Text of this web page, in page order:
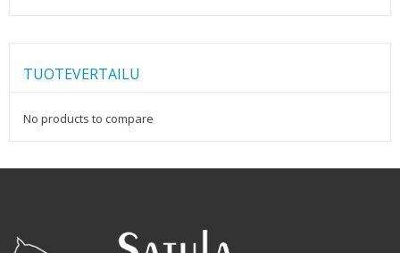
TUOTEVERTAILU
No products to compare